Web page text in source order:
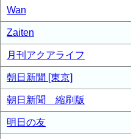
Wan
Zaiten
月刊アクアライフ
朝日新聞 [東京]
朝日新聞 縮刷版
明日の友